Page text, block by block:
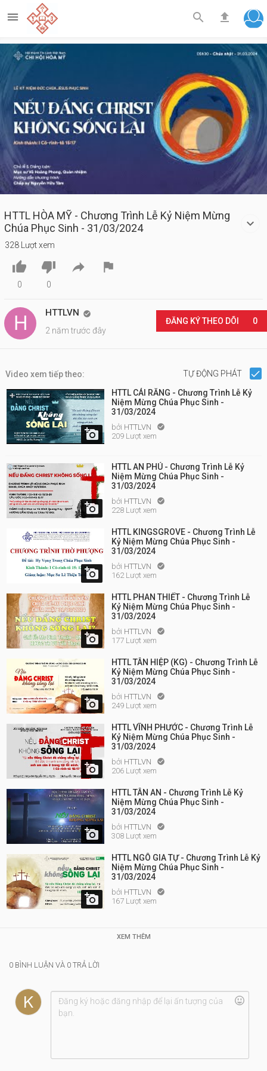
  
Play
Video
HTTL HÒA MỸ - Chương Trình Lễ Kỷ Niệm Mừng
Chúa Phục Sinh - 31/03/2024
328 Lượt xem

0

0
 
HTTLVN 
2 năm trước đây
ĐĂNG KÝ THEO DÕI 0
Video xem tiếp theo: TỰ ĐỘNG PHÁT

HTTL CÁI RĂNG - Chương Trình Lễ Kỷ
Niệm Mừng Chúa Phục Sinh -
31/03/2024
bởi HTTLVN 
209 Lượt xem

HTTL AN PHÚ - Chương Trình Lễ Kỷ
Niệm Mừng Chúa Phục Sinh -
31/03/2024
bởi HTTLVN 
228 Lượt xem

HTTL KINGSGROVE - Chương Trình Lễ
Kỷ Niệm Mừng Chúa Phục Sinh -
31/03/2024
bởi HTTLVN 
162 Lượt xem

HTTL PHAN THIẾT - Chương Trình Lễ
Kỷ Niệm Mừng Chúa Phục Sinh -
31/03/2024
bởi HTTLVN 
177 Lượt xem

HTTL TÂN HIỆP (KG) - Chương Trình Lễ
Kỷ Niệm Mừng Chúa Phục Sinh -
31/03/2024
bởi HTTLVN 
249 Lượt xem

HTTL VĨNH PHƯỚC - Chương Trình Lễ
Kỷ Niệm Mừng Chúa Phục Sinh -
31/03/2024
bởi HTTLVN 
206 Lượt xem

HTTL TÂN AN - Chương Trình Lễ Kỷ
Niệm Mừng Chúa Phục Sinh -
31/03/2024
bởi HTTLVN 
308 Lượt xem

HTTL NGÔ GIA TỰ - Chương Trình Lễ Kỷ
Niệm Mừng Chúa Phục Sinh -
31/03/2024
bởi HTTLVN 
167 Lượt xem
XEM THÊM
0 BÌNH LUẬN VÀ 0 TRẢ LỜI